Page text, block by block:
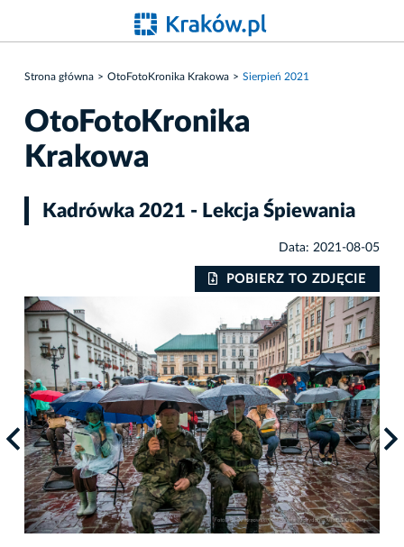
Strona główna OtoFotoKronika Krakowa Sierpień 2021
OtoFotoKronika
Krakowa
Kadrówka 2021 - Lekcja Śpiewania
Data: 2021-08-05
POBIERZ TO ZDJĘCIE